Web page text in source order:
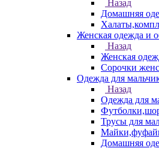
Назад
Домашняя
Женская одежда и
Назад
Женская
Сорочки
Одежда для
Назад
Одежда для
Трусы для
Домашняя